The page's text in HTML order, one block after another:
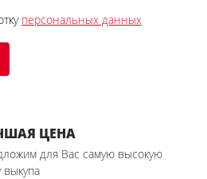
персональных данных
ЦЕНА
для Вас самую высокую
выкупа